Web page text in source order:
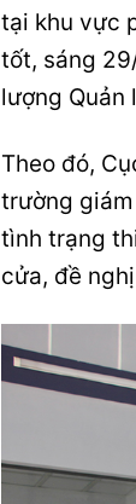
tại khu vực
tốt, sáng
lượng Quản
Theo đó,
trường
tình trạng
cửa, đề